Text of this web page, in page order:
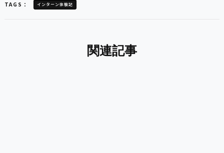
TAGS： インターン体験記
関連記事